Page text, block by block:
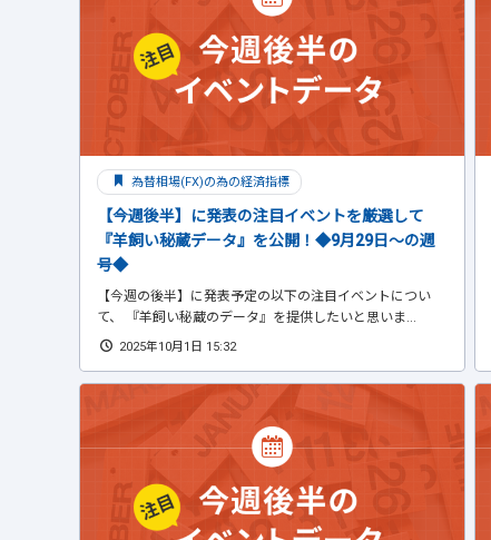
為替相場(FX)の為の経済指標
【今週後半】に発表の注目イベントを厳選して
『羊飼い秘蔵データ』を公開！◆9月29日～の週
号◆
【今週の後半】に発表予定の以下の注目イベントについ
て、 『羊飼い秘蔵のデータ』を提供したいと思いま...
2025年10月1日 15:32